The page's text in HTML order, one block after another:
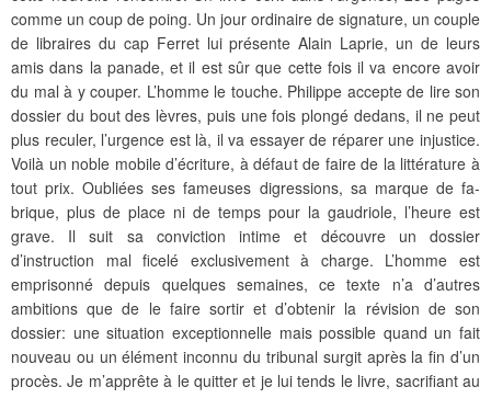
comme un coup de poing. Un jour ordinaire de signature, un couple
de libraires du cap Ferret lui présente Alain Laprie, un de leurs
amis dans la panade, et il est sûr que cette fois il va encore avoir
du mal à y couper. L’homme le touche. Philippe accepte de lire son
dossier du bout des lèvres, puis une fois plongé dedans, il ne peut
plus reculer, l’urgence est là, il va essayer de réparer une injustice.
Voilà un noble mobile d’écriture, à défaut de faire de la littérature à
tout prix. Oubliées ses fameuses digressions, sa marque de fa-
brique, plus de place ni de temps pour la gaudriole, l’heure est
grave. Il suit sa conviction intime et découvre un dossier
d’instruction mal ficelé exclusivement à charge. L’homme est
emprisonné depuis quelques semaines, ce texte n’a d’autres
ambitions que de le faire sortir et d’obtenir la révision de son
dossier: une situation exceptionnelle mais possible quand un fait
nouveau ou un élément inconnu du tribunal surgit après la fin d’un
procès. Je m’apprête à le quitter et je lui tends le livre, sacrifiant au